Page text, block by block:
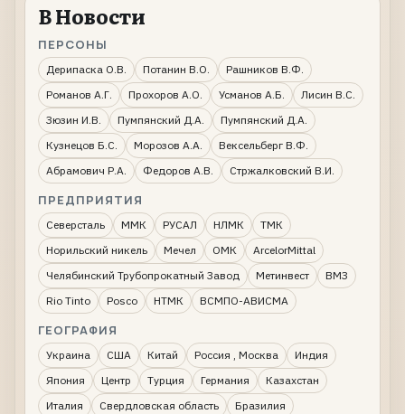
В Новости
ПЕРСОНЫ
Дерипаска О.В. Потанин В.О.
Рашников В.Ф.
Романов А.Г.
Прохоров А.О. Усманов А.Б.
Лисин В.С.
Зюзин И.В.
Пумпянский Д.А.
Пумпянский Д.А.
Кузнецов Б.С.
Морозов А.А.
Вексельберг В.Ф.
Абрамович Р.А.
Федоров А.В. Стржалковский В.И.
ПРЕДПРИЯТИЯ
Северсталь ММК РУСАЛ НЛМК
ТМК
Норильский никель
Мечел ОМК
ArcelorMittal
Челябинский Трубопрокатный Завод
Метинвест
ВМЗ
Rio Tinto
Posco НТМК ВСМПО-АВИСМА
ГЕОГРАФИЯ
Украина США Китай Россия , Москва
Индия
Япония
Центр Турция Германия
Казахстан
Италия
Свердловская область
Бразилия